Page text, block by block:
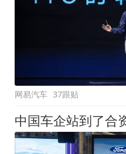
网易汽车 37跟贴
中国车企站到了合